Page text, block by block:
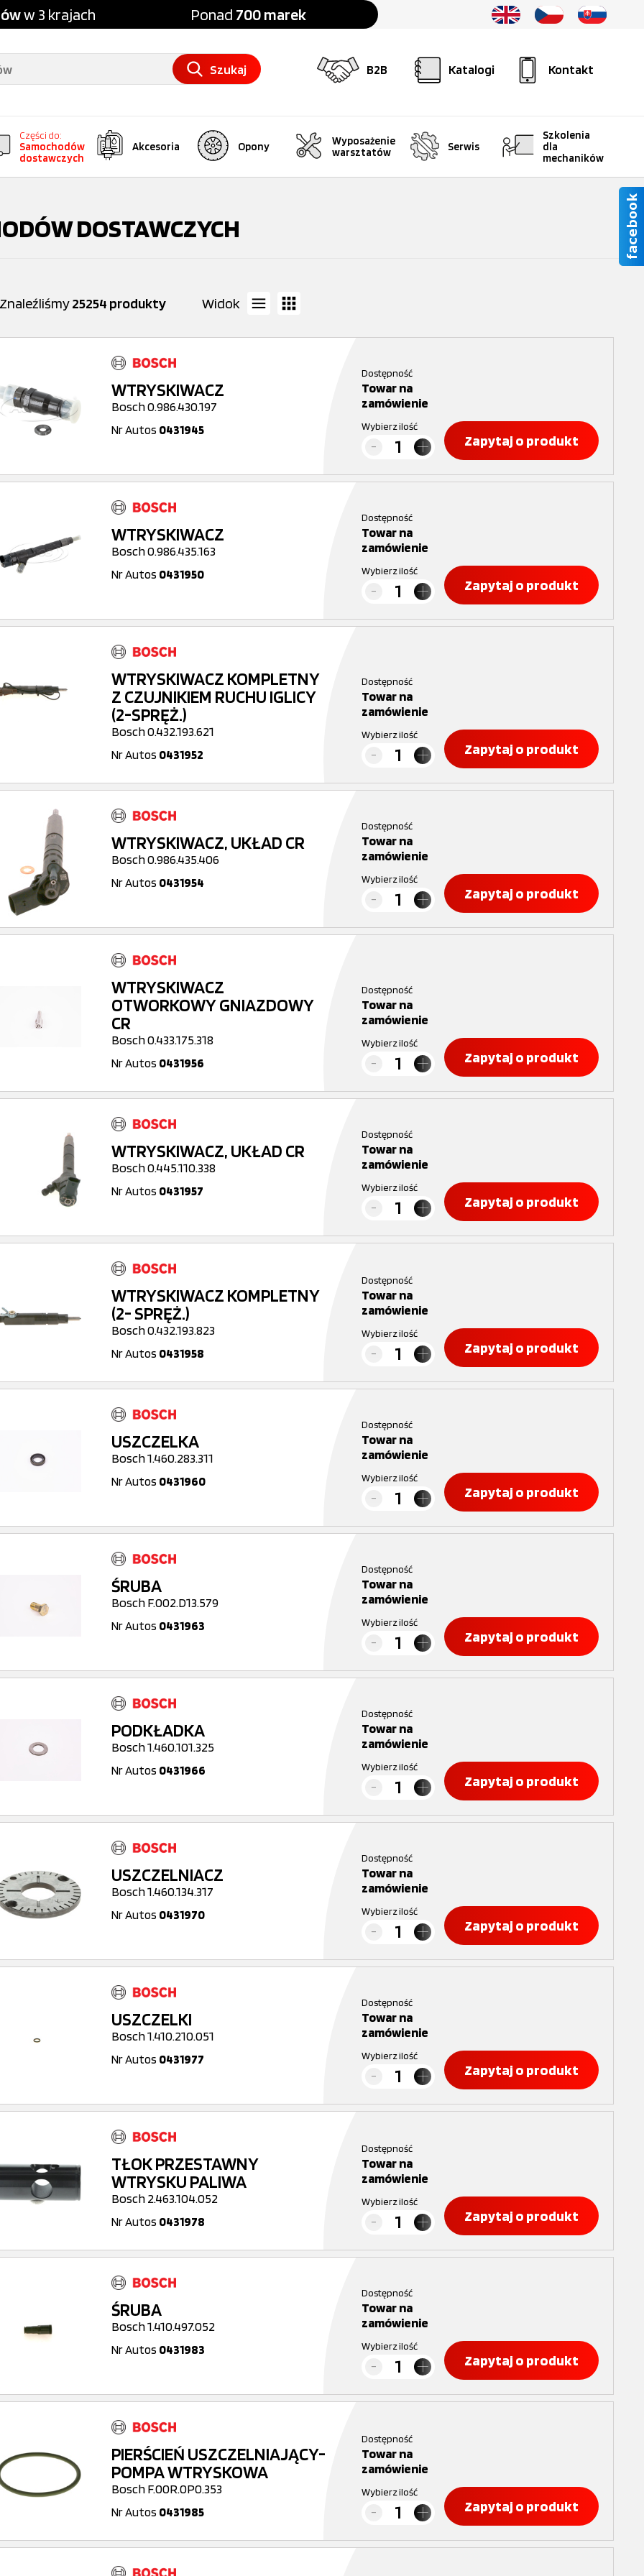
w 3 krajach Ponad 700 marek
B2B Katalogi Kontakt
Szukaj
Części do:
Samochodów
dostawczych
Akcesoria Opony
Wyposażenie
warsztatów
Serwis
Szkolenia
dla
mechaników
DOSTAWCZYCH
Znaleźliśmy25254 produkty Widok
WTRYSKIWACZ
Bosch 0.986.430.197
Nr Autos 0431945
Dostępność
Towar na
zamówienie
Wybierz ilość
Zapytaj o produkt
WTRYSKIWACZ
Bosch 0.986.435.163
Nr Autos 0431950
Dostępność
Towar na
zamówienie
Wybierz ilość
Zapytaj o produkt
WTRYSKIWACZ KOMPLETNY
Z CZUJNIKIEM RUCHU IGLICY
(2-SPRĘŻ.)
Bosch 0.432.193.621
Nr Autos 0431952
Dostępność
Towar na
zamówienie
Wybierz ilość
Zapytaj o produkt
WTRYSKIWACZ, UKŁAD CR
Bosch 0.986.435.406
Nr Autos 0431954
Dostępność
Towar na
zamówienie
Wybierz ilość
Zapytaj o produkt
WTRYSKIWACZ
OTWORKOWY GNIAZDOWY
CR
Bosch 0.433.175.318
Nr Autos 0431956
Dostępność
Towar na
zamówienie
Wybierz ilość
Zapytaj o produkt
WTRYSKIWACZ, UKŁAD CR
Bosch 0.445.110.338
Nr Autos 0431957
Dostępność
Towar na
zamówienie
Wybierz ilość
Zapytaj o produkt
WTRYSKIWACZ KOMPLETNY
(2- SPRĘŻ.)
Bosch 0.432.193.823
Nr Autos 0431958
Dostępność
Towar na
zamówienie
Wybierz ilość
Zapytaj o produkt
USZCZELKA
Bosch 1.460.283.311
Nr Autos 0431960
Dostępność
Towar na
zamówienie
Wybierz ilość
Zapytaj o produkt
ŚRUBA
Bosch F.002.D13.579
Nr Autos 0431963
Dostępność
Towar na
zamówienie
Wybierz ilość
Zapytaj o produkt
PODKŁADKA
Bosch 1.460.101.325
Nr Autos 0431966
Dostępność
Towar na
zamówienie
Wybierz ilość
Zapytaj o produkt
USZCZELNIACZ
Bosch 1.460.134.317
Nr Autos 0431970
Dostępność
Towar na
zamówienie
Wybierz ilość
Zapytaj o produkt
USZCZELKI
Bosch 1.410.210.051
Nr Autos 0431977
Dostępność
Towar na
zamówienie
Wybierz ilość
Zapytaj o produkt
TŁOK PRZESTAWNY
WTRYSKU PALIWA
Bosch 2.463.104.052
Nr Autos 0431978
Dostępność
Towar na
zamówienie
Wybierz ilość
Zapytaj o produkt
ŚRUBA
Bosch 1.410.497.052
Nr Autos 0431983
Dostępność
Towar na
zamówienie
Wybierz ilość
Zapytaj o produkt
PIERŚCIEŃ USZCZELNIAJĄCY-
POMPA WTRYSKOWA
Bosch F.00R.0P0.353
Nr Autos 0431985
Dostępność
Towar na
zamówienie
Wybierz ilość
Zapytaj o produkt